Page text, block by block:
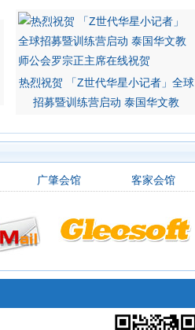
热烈祝贺 「Z世代华星小记者」全球
招募暨训练营启动 泰国华文教
广肇会馆 客家会馆